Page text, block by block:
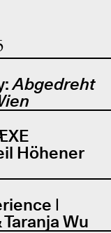
Abgedreht
Höhener
|
Wu